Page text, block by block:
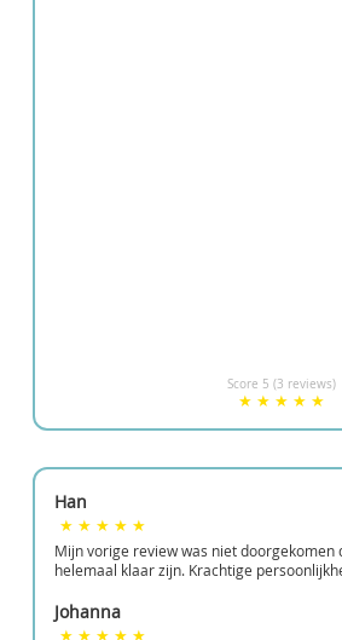
Score 5 (3 reviews)
Han
Mijn vorige review was niet doorgekomen
helemaal klaar zijn. Krachtige
Johanna